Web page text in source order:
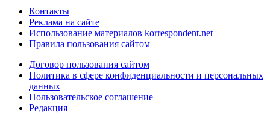
Контакты
Реклама на сайте
Использование материалов korrespondent.net
Правила пользования сайтом
Договор пользования сайтом
Политика в сфере конфиденциальности и персональных
данных
Пользовательское соглашение
Редакция